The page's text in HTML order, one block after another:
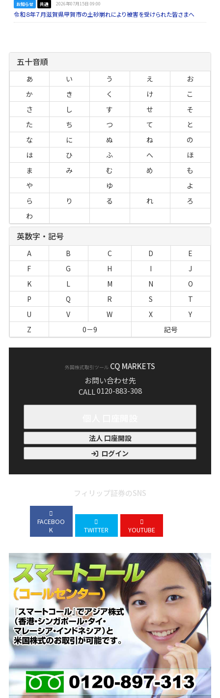
お知らせ 共通 2026年07月15日 09:00
令和８年７月滋賀県甲賀市の土砂崩れにより被害を受けられた皆さまへ
五十音順
あ い う え
お
か
き く け
こ
さ
し す せ
そ
た
ち つ て
と
な
に ぬ ね
の
は
ひ ふ へ
ほ
ま
み む め
も
や
ゆ
よ
ら
り る れ
ろ
わ
英数字・記号
A B C D
E
F
G H I
J
K
L M N
O
P
Q R S
T
U
V W X
Y
Z
0－9 記号
外国株式取引ツール CQ MARKETS
お問い合わせ先
CALL0120-883-308
法人 口座開設
ログイン
フィリップ証券のSNS
FACEBOO
K
TWITTER YOUTUBE